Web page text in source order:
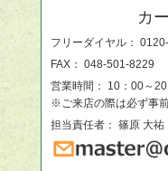
カ
フリーダイヤル：
FAX： 048-501-8229
営業時間： 10：00～
※ご来店の際は必ず事
担当責任者： 篠原 大祐